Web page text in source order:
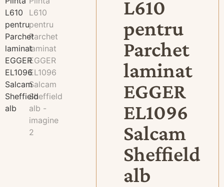
L610
pentru
Parchet
laminat
EGGER
EL1096
Salcam
Sheffield
alb